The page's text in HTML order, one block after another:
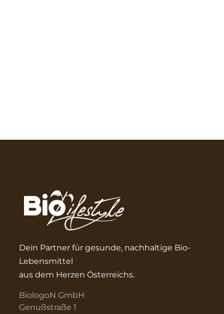
Dein Partner für gesunde, nachhaltige Bio-
Lebensmittel
aus dem Herzen Österreichs.
BiologoN GmbH
Genußstraße 1